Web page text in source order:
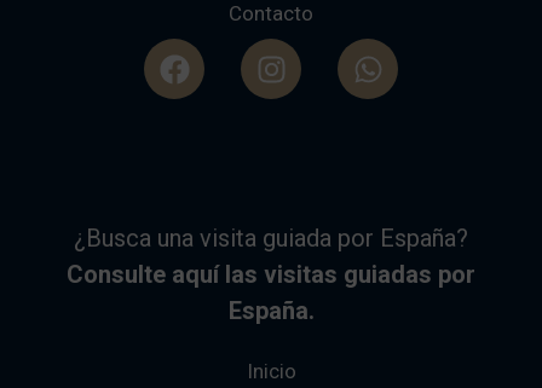
Contacto
¿Busca una visita guiada por España?
Consulte aquí las visitas guiadas por
España.
Inicio